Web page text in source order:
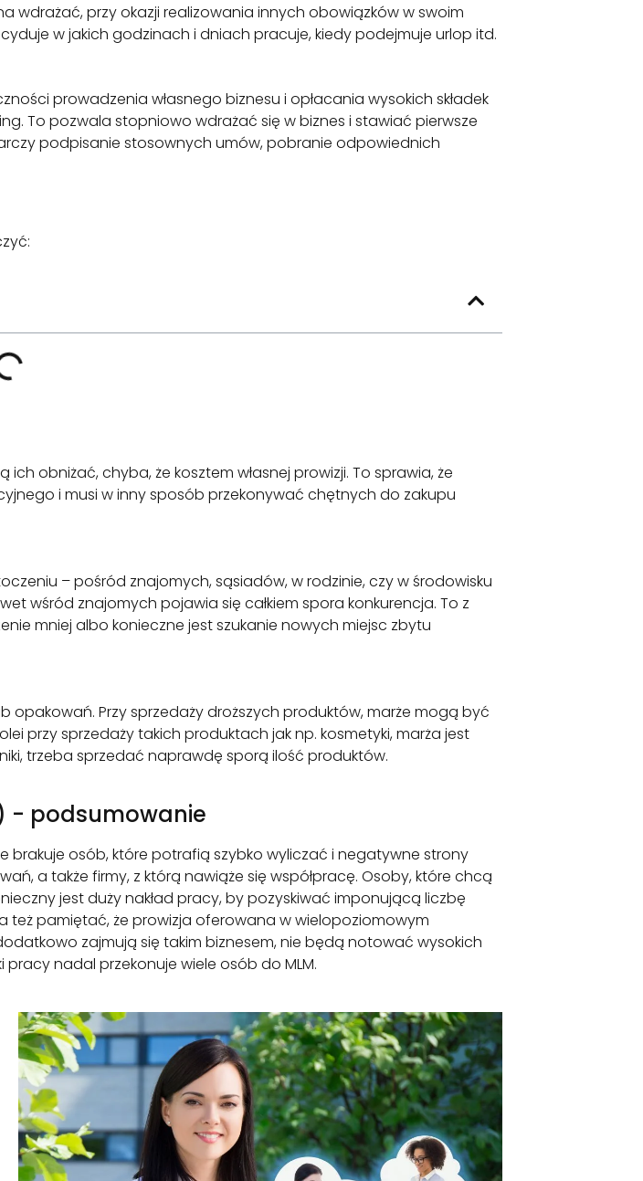
wdrażać, przy okazji realizowania innych obowiązków w swoim
w jakich godzinach i dniach pracuje, kiedy podejmuje urlop itd.
prowadzenia własnego biznesu i opłacania wysokich składek
To pozwala stopniowo wdrażać się w biznes i stawiać pierwsze
podpisanie stosownych umów, pobranie odpowiednich
obniżać, chyba, że kosztem własnej prowizji. To sprawia, że
i musi w inny sposób przekonywać chętnych do zakupu
– pośród znajomych, sąsiadów, w rodzinie, czy w środowisku
wśród znajomych pojawia się całkiem spora konkurencja. To z
mniej albo konieczne jest szukanie nowych miejsc zbytu
opakowań. Przy sprzedaży droższych produktów, marże mogą być
przy sprzedaży takich produktach jak np. kosmetyki, marża jest
trzeba sprzedać naprawdę sporą ilość produktów.
- podsumowanie
brakuje osób, które potrafią szybko wyliczać i negatywne strony
a także firmy, z którą nawiąże się współpracę. Osoby, które chcą
jest duży nakład pracy, by pozyskiwać imponującą liczbę
też pamiętać, że prowizja oferowana w wielopoziomowym
zajmują się takim biznesem, nie będą notować wysokich
nadal przekonuje wiele osób do MLM.